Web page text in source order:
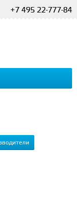
+7 495 22-777-84